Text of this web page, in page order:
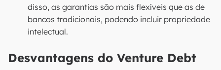
disso, as garantias são mais flexíveis que as de
bancos tradicionais, podendo incluir propriedade
intelectual.
Desvantagens do Venture Debt